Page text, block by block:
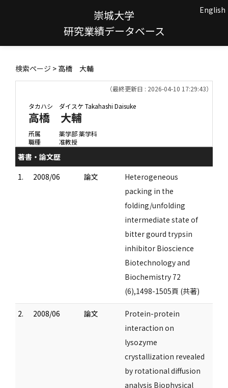
崇城大学
研究業績データベース
English
検索ページ > 高橋 大輔
（最終更新日 : 2026-04-10 17:29:43）
タカハシ ダイスケTakahashi Daisuke
高橋 大輔
所属
薬学部 薬学科
職種
准教授
著書・論文歴
1.
2008/06 論文
Heterogeneous
packing in the
folding/unfolding
intermediate state of
bitter gourd trypsin
inhibitor Bioscience
Biotechnology and
Biochemistry 72
(6),1498-1505頁 (共著)
2. 2008/06 論文
Protein-protein
interaction on
lysozyme
crystallization revealed
by rotational diffusion
analysis Biophysical